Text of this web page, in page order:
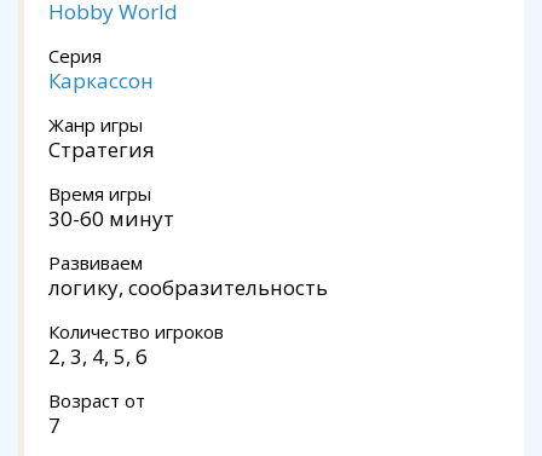
Hobby World
Серия
Каркассон
Жанр игры
Стратегия
Время игры
30-60 минут
Развиваем
логику, сообразительность
Количество игроков
2, 3, 4, 5, 6
Возраст от
7